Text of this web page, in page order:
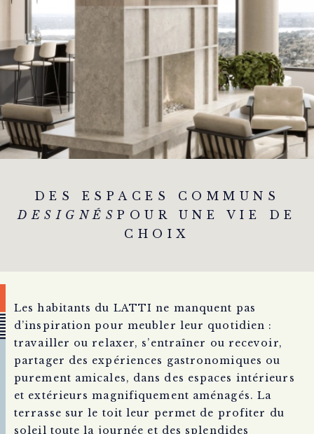
DES ESPACES COMMUNS
DESIGNÉSPOUR UNE VIE DE
CHOIX
Les habitants du LATTI ne manquent pas
d’inspiration pour meubler leur quotidien :
travailler ou relaxer, s’entraîner ou recevoir,
partager des expériences gastronomiques ou
purement amicales, dans des espaces intérieurs
et extérieurs magnifiquement aménagés. La
terrasse sur le toit leur permet de profiter du
soleil toute la journée et des splendides